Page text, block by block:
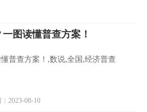
图读懂普查方案！
普查方案！,数说,全国,经济普查
2023-08-10